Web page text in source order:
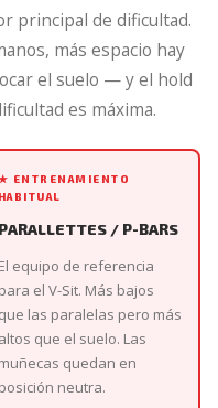
principal de dificultad.
más espacio hay
el suelo — y el hold
es máxima.
ENTRENAMIENTO
HABITUAL
PARALLETTES / P-BARS
El equipo de referencia
para el V-Sit. Más bajos
que las paralelas pero más
altos que el suelo. Las
muñecas quedan en
posición neutra.